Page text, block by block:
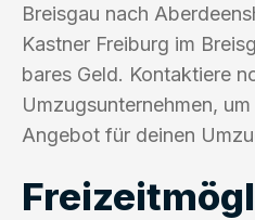
Breisgau nach
Kastner Freiburg im
bares Geld. Kontaktiere
Umzugsunternehmen,
Angebot für deinen